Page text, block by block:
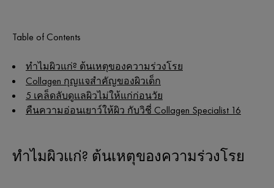
Table of Contents
ทำไมผิวแก่? ต้นเหตุของความร่วงโรย
Collagen กุญแจสำคัญของผิวเด็ก
5 เคล็ดลับดูแลผิวไม่ให้แก่ก่อนวัย
คืนความอ่อนเยาว์ให้ผิว กับวิชี่ Collagen Specialist 16
ทำไมผิวแก่? ต้นเหตุของความร่วงโรย